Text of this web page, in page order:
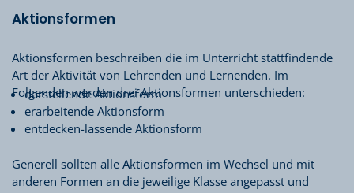
Aktionsformen
Aktionsformen beschreiben die im Unterricht stattfindende
Art der Aktivität von Lehrenden und Lernenden. Im
Folgenden werden drei Aktionsformen unterschieden:
darstellende Aktionsform
erarbeitende Aktionsform
entdecken-lassende Aktionsform
Generell sollten alle Aktionsformen im Wechsel und mit
anderen Formen an die jeweilige Klasse angepasst und